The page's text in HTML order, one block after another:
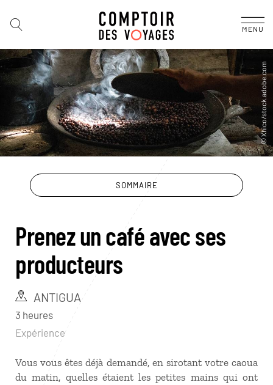
MENU
SOMMAIRE
Prenez un café avec ses
producteurs
ANTIGUA
3 heures
Expérience
Vous vous êtes déjà demandé, en sirotant votre caoua
du matin, quelles étaient les petites mains qui ont